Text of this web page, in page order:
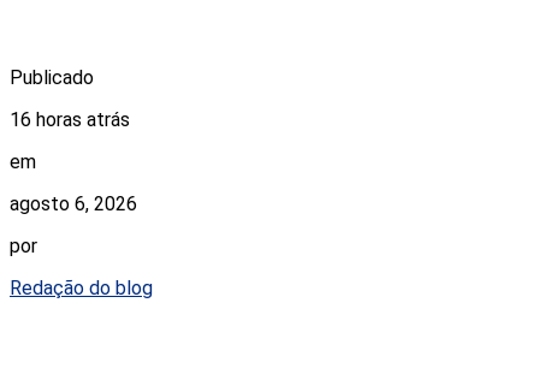
Publicado
16 horas atrás
em
agosto 6, 2026
por
Redação do blog